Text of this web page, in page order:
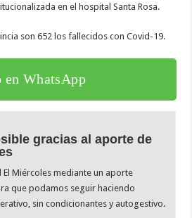
en el hospital Santa Rosa.
son 652 los fallecidos con Covid-19.
WhatsApp
gracias al aporte de
El Miércoles mediante un aporte
que podamos seguir haciendo
sin condicionantes y autogestivo.